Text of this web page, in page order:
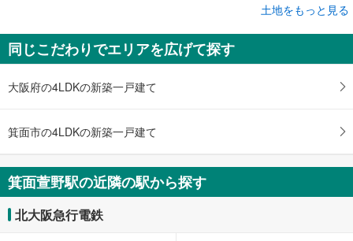
豊能郡豊能町希望ケ丘5丁目
400万円
未定
建物面積 -
土地をもっと見る
同じこだわりでエリアを広げて探す
大阪府の4LDKの新築一戸建て
箕面市の4LDKの新築一戸建て
箕面萱野駅の近隣の駅から探す
北大阪急行電鉄